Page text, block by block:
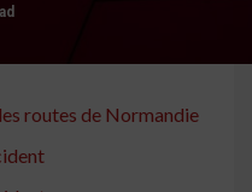
routes de Normandie